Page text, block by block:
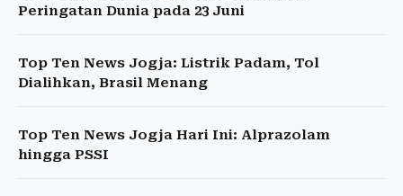
Peringatan Dunia pada 23 Juni
Top Ten News Jogja: Listrik Padam, Tol
Dialihkan, Brasil Menang
Top Ten News Jogja Hari Ini: Alprazolam
hingga PSSI